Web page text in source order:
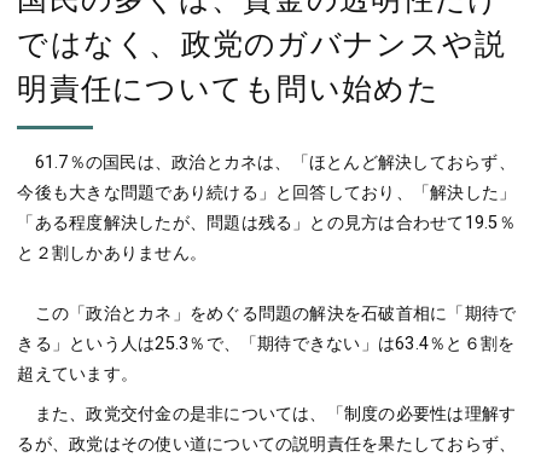
ではなく、政党のガバナンスや説
明責任についても問い始めた
61.7％の国民は、政治とカネは、「ほとんど解決しておらず、
今後も大きな問題であり続ける」と回答しており、「解決した」
「ある程度解決したが、問題は残る」との見方は合わせて19.5％
と２割しかありません。
この「政治とカネ」をめぐる問題の解決を石破首相に「期待で
きる」という人は25.3％で、「期待できない」は63.4％と６割を
超えています。
また、政党交付金の是非については、「制度の必要性は理解す
るが、政党はその使い道についての説明責任を果たしておらず、